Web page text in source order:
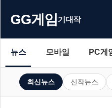
GG게임기대작
뉴스 모바일 PC게
최신뉴스 신작뉴스